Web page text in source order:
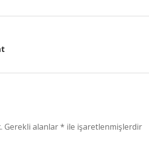
Gerekli alanlar* ile işaretlenmişlerdir